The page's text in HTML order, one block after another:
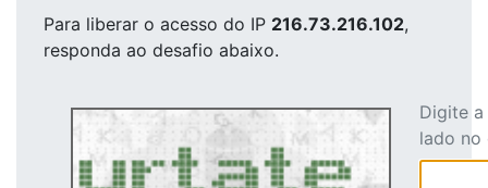
Para liberar o acesso do IP 216.73.216.102,
responda ao desafio abaixo.
Digite
lado no